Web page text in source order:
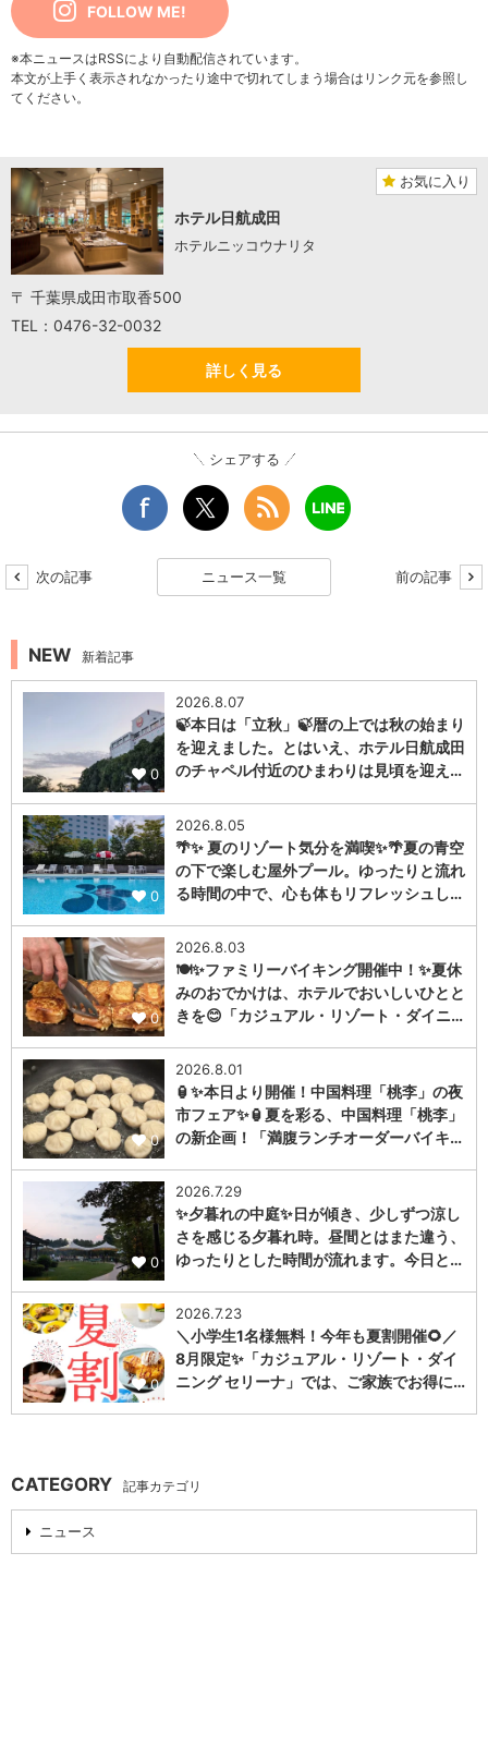
FOLLOW ME!
※本ニュースはRSSにより自動配信されています。
本文が上手く表示されなかったり途中で切れてしまう場合はリンク元を参照し
てください。
お気に入り
ホテル日航成田
ホテルニッコウナリタ
〒 千葉県成田市取香500
TEL：0476-32-0032
詳しく見る
シェアする
次の記事 ニュース一覧 前の記事
NEW 新着記事
0
2026.8.07
🍃本日は「立秋」🍃暦の上では秋の始まり
を迎えました。とはいえ、ホテル日航成田
のチャペル付近のひまわりは見頃を迎え…
0
2026.8.05
🌴✨ 夏のリゾート気分を満喫✨🌴夏の青空
の下で楽しむ屋外プール。ゆったりと流れ
る時間の中で、心も体もリフレッシュし…
0
2026.8.03
🍽️✨ファミリーバイキング開催中！✨夏休
みのおでかけは、ホテルでおいしいひとと
きを😊「カジュアル・リゾート・ダイニ…
0
2026.8.01
🏮✨本日より開催！中国料理「桃李」の夜
市フェア✨🏮夏を彩る、中国料理「桃李」
の新企画！「満腹ランチオーダーバイキ…
0
2026.7.29
✨夕暮れの中庭✨日が傾き、少しずつ涼し
さを感じる夕暮れ時。昼間とはまた違う、
ゆったりとした時間が流れます。今日と…
0
2026.7.23
＼小学生1名様無料！今年も夏割開催🌻／
8月限定✨「カジュアル・リゾート・ダイ
ニング セリーナ」では、ご家族でお得に…
CATEGORY 記事カテゴリ
ニュース